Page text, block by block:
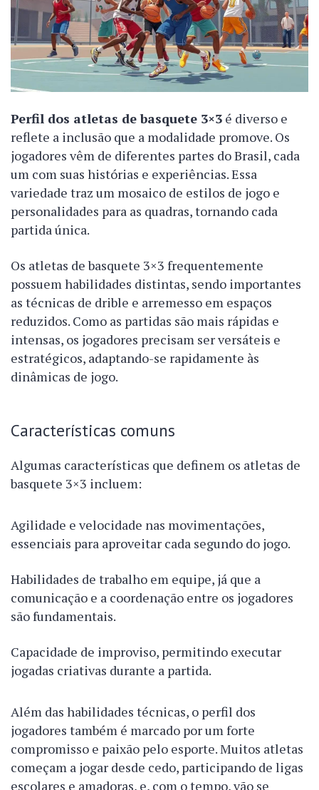
Perfil dos atletas de basquete 3×3 é diverso e
reflete a inclusão que a modalidade promove. Os
jogadores vêm de diferentes partes do Brasil, cada
um com suas histórias e experiências. Essa
variedade traz um mosaico de estilos de jogo e
personalidades para as quadras, tornando cada
partida única.
Os atletas de basquete 3×3 frequentemente
possuem habilidades distintas, sendo importantes
as técnicas de drible e arremesso em espaços
reduzidos. Como as partidas são mais rápidas e
intensas, os jogadores precisam ser versáteis e
estratégicos, adaptando-se rapidamente às
dinâmicas de jogo.
Características comuns
Algumas características que definem os atletas de
basquete 3×3 incluem:
Agilidade e velocidade nas movimentações,
essenciais para aproveitar cada segundo do jogo.
Habilidades de trabalho em equipe, já que a
comunicação e a coordenação entre os jogadores
são fundamentais.
Capacidade de improviso, permitindo executar
jogadas criativas durante a partida.
Além das habilidades técnicas, o perfil dos
jogadores também é marcado por um forte
compromisso e paixão pelo esporte. Muitos atletas
começam a jogar desde cedo, participando de ligas
escolares e amadoras, e, com o tempo, vão se